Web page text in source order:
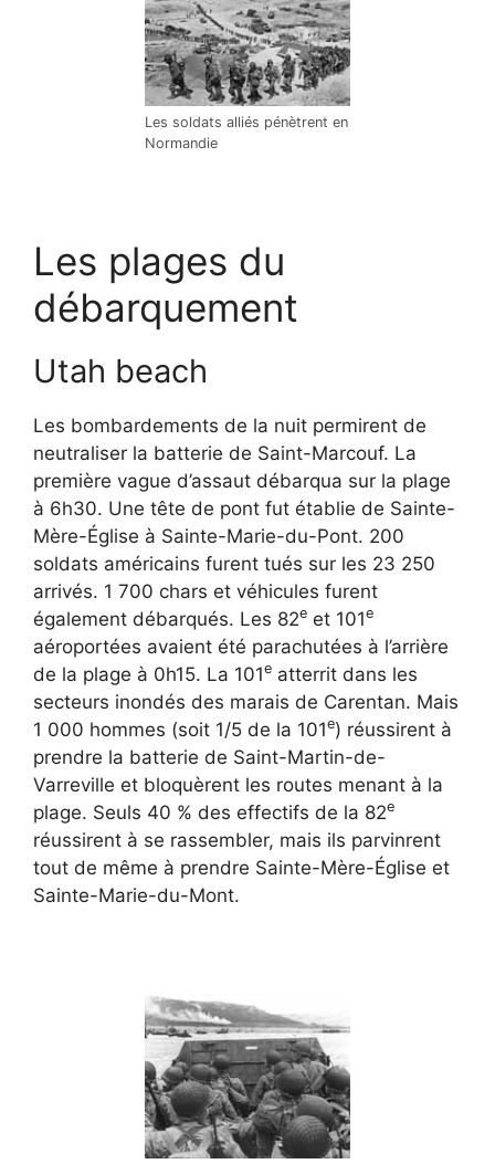
Les soldats alliés pénètrent en
Normandie
Les plages du
débarquement
Utah beach
Les bombardements de la nuit permirent de
neutraliser la batterie de Saint-Marcouf. La
première vague d’assaut débarqua sur la plage
à 6h30. Une tête de pont fut établie de Sainte-
Mère-Église à Sainte-Marie-du-Pont. 200
soldats américains furent tués sur les 23 250
arrivés. 1 700 chars et véhicules furent
également débarqués. Les 82e et 101e
aéroportées avaient été parachutées à l’arrière
de la plage à 0h15. La 101e atterrit dans les
secteurs inondés des marais de Carentan. Mais
1 000 hommes (soit 1/5 de la 101e) réussirent à
prendre la batterie de Saint-Martin-de-
Varreville et bloquèrent les routes menant à la
plage. Seuls 40 % des effectifs de la 82e
réussirent à se rassembler, mais ils parvinrent
tout de même à prendre Sainte-Mère-Église et
Sainte-Marie-du-Mont.